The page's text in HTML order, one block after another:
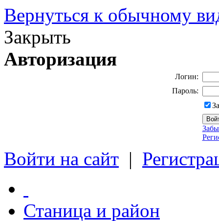
Вернуться к обычному
Закрыть
Авторизация
Логин:
Пароль:
Войти на сайт |
Станица и район